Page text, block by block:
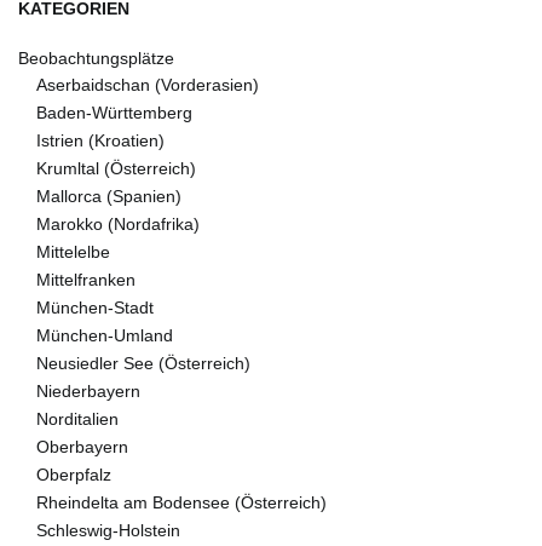
KATEGORIEN
Beobachtungsplätze
Aserbaidschan (Vorderasien)
Baden-Württemberg
Istrien (Kroatien)
Krumltal (Österreich)
Mallorca (Spanien)
Marokko (Nordafrika)
Mittelelbe
Mittelfranken
München-Stadt
München-Umland
Neusiedler See (Österreich)
Niederbayern
Norditalien
Oberbayern
Oberpfalz
Rheindelta am Bodensee (Österreich)
Schleswig-Holstein